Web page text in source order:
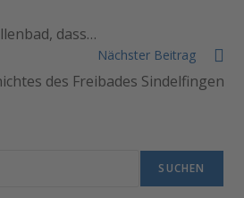
dass…
Nächster Beitrag
des Freibades Sindelfingen
SUCHEN